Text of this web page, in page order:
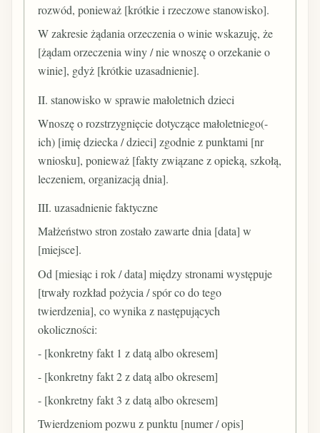
rozwód, ponieważ [krótkie i rzeczowe stanowisko].
W zakresie żądania orzeczenia o winie wskazuję, że
[żądam orzeczenia winy / nie wnoszę o orzekanie o
winie], gdyż [krótkie uzasadnienie].
II. stanowisko w sprawie małoletnich dzieci
Wnoszę o rozstrzygnięcie dotyczące małoletniego(-
ich) [imię dziecka / dzieci] zgodnie z punktami [nr
wniosku], ponieważ [fakty związane z opieką, szkołą,
leczeniem, organizacją dnia].
III. uzasadnienie faktyczne
Małżeństwo stron zostało zawarte dnia [data] w
[miejsce].
Od [miesiąc i rok / data] między stronami występuje
[trwały rozkład pożycia / spór co do tego
twierdzenia], co wynika z następujących
okoliczności:
- [konkretny fakt 1 z datą albo okresem]
- [konkretny fakt 2 z datą albo okresem]
- [konkretny fakt 3 z datą albo okresem]
Twierdzeniom pozwu z punktu [numer / opis]